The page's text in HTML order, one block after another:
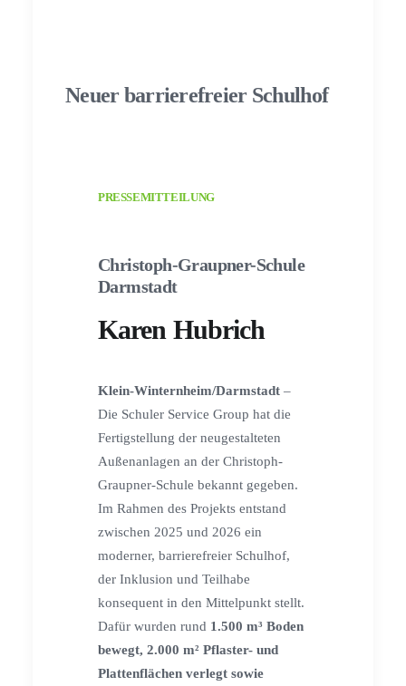
Neuer barrierefreier Schulhof
PRESSEMITTEILUNG
Christoph-Graupner-Schule
Darmstadt
Karen Hubrich
Klein-Winternheim/Darmstadt –
Die Schuler Service Group hat die
Fertigstellung der neugestalteten
Außenanlagen an der Christoph-
Graupner-Schule bekannt gegeben.
Im Rahmen des Projekts entstand
zwischen 2025 und 2026 ein
moderner, barrierefreier Schulhof,
der Inklusion und Teilhabe
konsequent in den Mittelpunkt stellt.
Dafür wurden rund 1.500 m³ Boden
bewegt, 2.000 m² Pflaster- und
Plattenflächen verlegt sowie